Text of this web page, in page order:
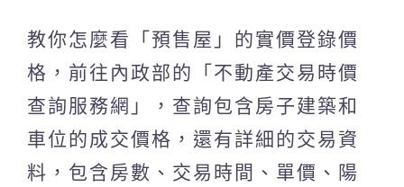
教你怎麼看「預售屋」的實價登錄價
格，前往內政部的「不動產交易時價
查詢服務網」，查詢包含房子建築和
車位的成交價格，還有詳細的交易資
料，包含房數、交易時間、單價、陽